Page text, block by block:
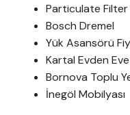
Particulate Filter
Bosch Dremel
Yük Asansörü
Kartal Evden
Bornova Toplu
İnegöl Mobilyası